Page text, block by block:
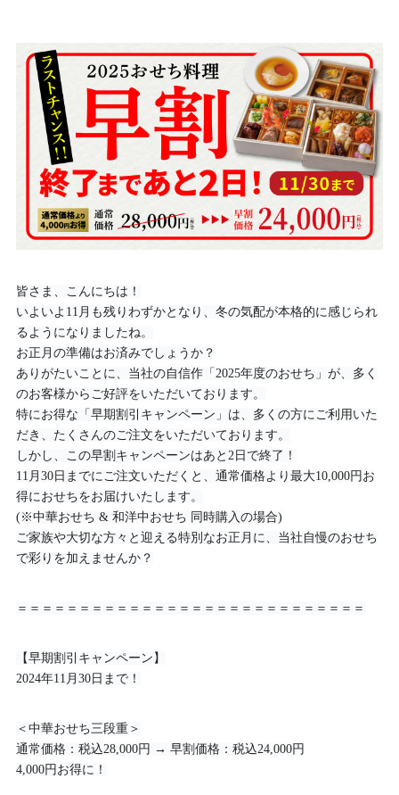
皆さま、こんにちは！
いよいよ11月も残りわずかとなり、冬の気配が本格的に感じられ
るようになりましたね。
お正月の準備はお済みでしょうか？
ありがたいことに、当社の自信作「2025年度のおせち」が、多く
のお客様からご好評をいただいております。
特にお得な「早期割引キャンペーン」は、多くの方にご利用いた
だき、たくさんのご注文をいただいております。
しかし、この早割キャンペーンはあと2日で終了！
11月30日までにご注文いただくと、通常価格より最大10,000円お
得におせちをお届けいたします。
(※中華おせち & 和洋中おせち 同時購入の場合)
ご家族や大切な方々と迎える特別なお正月に、当社自慢のおせち
で彩りを加えませんか？
＝＝＝＝＝＝＝＝＝＝＝＝＝＝＝＝＝＝＝＝＝＝＝＝＝＝＝＝
【早期割引キャンペーン】
2024年11月30日まで！
＜中華おせち三段重＞
通常価格：税込28,000円 → 早割価格：税込24,000円
4,000円お得に！